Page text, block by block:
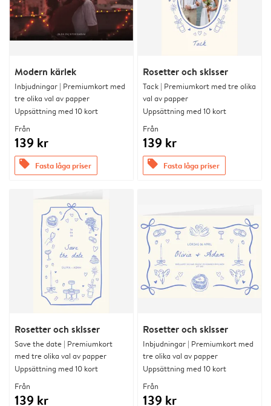
Modern kärlek
Inbjudningar | Premiumkort med
tre olika val av papper
Uppsättning med 10 kort
Från
139 kr
offers Fasta låga priser
Rosetter och skisser
Tack | Premiumkort med tre olika
val av papper
Uppsättning med 10 kort
Från
139 kr
offers Fasta låga priser
Rosetter och skisser
Save the date | Premiumkort
med tre olika val av papper
Uppsättning med 10 kort
Från
139 kr
Rosetter och skisser
Inbjudningar | Premiumkort med
tre olika val av papper
Uppsättning med 10 kort
Från
139 kr